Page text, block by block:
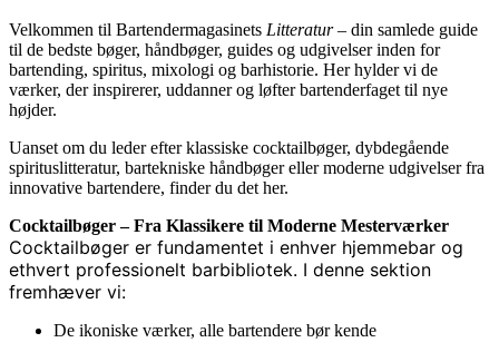
Velkommen til Bartendermagasinets Litteratur– din samlede guide
til de bedste bøger, håndbøger, guides og udgivelser inden for
bartending, spiritus, mixologi og barhistorie. Her hylder vi de
værker, der inspirerer, uddanner og løfter bartenderfaget til nye
højder.
Uanset om du leder efter klassiske cocktailbøger, dybdegående
spirituslitteratur, bartekniske håndbøger eller moderne udgivelser fra
innovative bartendere, finder du det her.
Cocktailbøger – Fra Klassikere til Moderne Mesterværker
Cocktailbøger er fundamentet i enhver hjemmebar og
ethvert professionelt barbibliotek. I denne sektion
fremhæver vi:
De ikoniske værker, alle bartendere bør kende